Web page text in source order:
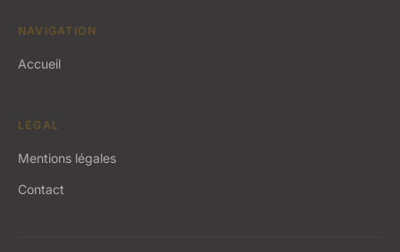
NAVIGATION
Accueil
LÉGAL
Mentions légales
Contact